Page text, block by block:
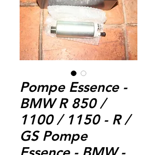
Pompe Essence -
BMW R 850 /
1100 / 1150 - R /
GS Pompe